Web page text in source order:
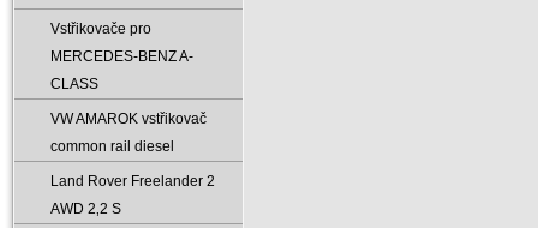
Vstřikovače pro
MERCEDES-BENZ A-
CLASS
VW AMAROK vstřikovač
common rail diesel
Land Rover Freelander 2
AWD 2‚2 S